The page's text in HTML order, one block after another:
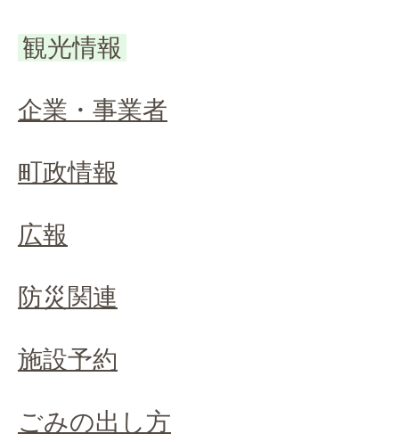
観光情報
企業・事業者
町政情報
広報
防災関連
施設予約
ごみの出し方